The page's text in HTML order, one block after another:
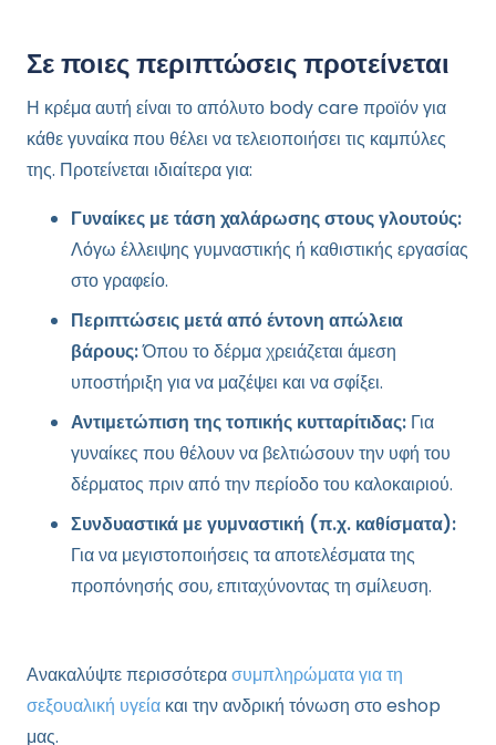
Σε ποιες περιπτώσεις προτείνεται
Η κρέμα αυτή είναι το απόλυτο body care προϊόν για
κάθε γυναίκα που θέλει να τελειοποιήσει τις καμπύλες
της. Προτείνεται ιδιαίτερα για:
Γυναίκες με τάση χαλάρωσης στους γλουτούς:
Λόγω έλλειψης γυμναστικής ή καθιστικής εργασίας
στο γραφείο.
Περιπτώσεις μετά από έντονη απώλεια
βάρους:Όπου το δέρμα χρειάζεται άμεση
υποστήριξη για να μαζέψει και να σφίξει.
Αντιμετώπιση της τοπικής κυτταρίτιδας: Για
γυναίκες που θέλουν να βελτιώσουν την υφή του
δέρματος πριν από την περίοδο του καλοκαιριού.
Συνδυαστικά με γυμναστική (π.χ. καθίσματα):
Για να μεγιστοποιήσεις τα αποτελέσματα της
προπόνησής σου, επιταχύνοντας τη σμίλευση.
Ανακαλύψτε περισσότερασυμπληρώματα για τη
σεξουαλική υγεία και την ανδρική τόνωση στο eshop
μας.